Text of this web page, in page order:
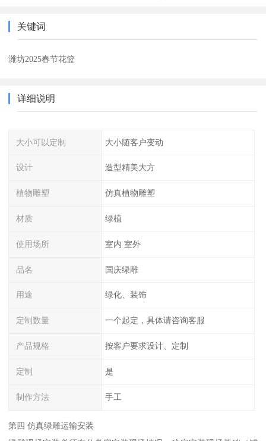
关键词
潍坊2025春节花篮
详细说明
大小可以定制 大小随客户变动
设计 造型精美大方
植物雕塑 仿真植物雕塑
材质 绿植
使用场所 室内 室外
品名 国庆绿雕
用途 绿化、装饰
定制数量 一个起定，具体请咨询客服
产品规格 按客户要求设计、定制
定制 是
制作方法 手工
第四 仿真绿雕运输安装